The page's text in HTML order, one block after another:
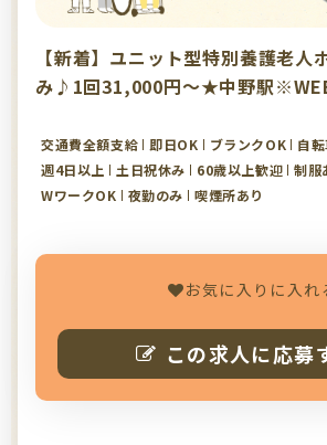
【新着】ユニット型特別養護老
み♪1回31,000円～★中野駅
交通費全額支給 即日OK ブランクOK
自
週4日以上
土日祝休み 60歳以上歓迎 制服
WワークOK
夜勤のみ 喫煙所あり
お気に入りに入れ
この求人に応募